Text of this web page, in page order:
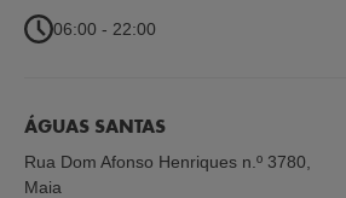
06:00 - 22:00
ÁGUAS SANTAS
Rua Dom Afonso Henriques n.º 3780
Maia